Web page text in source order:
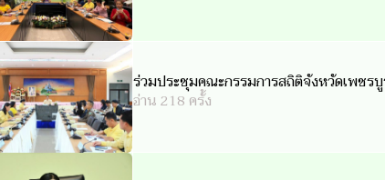
ร่วมประชุมคณะกรรมการสถิติจังหวัดเพชร
อ่าน 218 ครั้ง